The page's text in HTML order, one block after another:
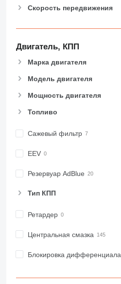
988
992
CB
CS
E-series
F-series
IT
NR
RM
Скорость передвижения
Двигатель, КПП
Марка двигателя
Модель двигателя
Мощность двигателя
Топливо
Сажевый фильтр
EEV
Резервуар AdBlue
Тип КПП
Ретардер
Центральная смазка
Блокировка дифференциала